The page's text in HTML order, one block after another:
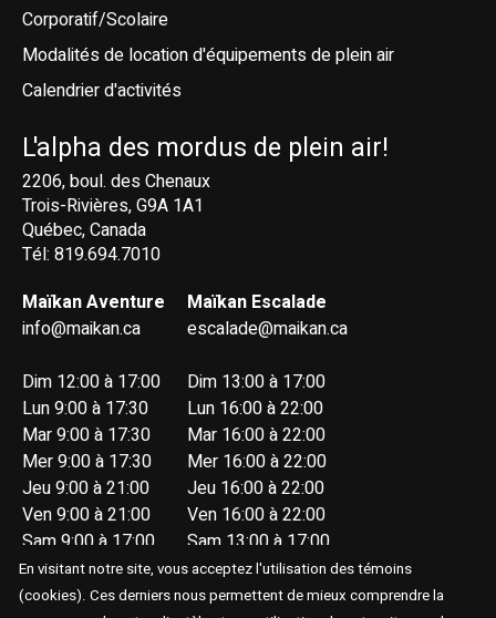
Corporatif/Scolaire
Modalités de location d'équipements de plein air
Calendrier d'activités
L'alpha des mordus de plein air!
2206, boul. des Chenaux
Trois-Rivières, G9A 1A1
Québec, Canada
Tél: 819.694.7010
Maïkan Aventure
info@maikan.ca
Dim 12:00 à 17:00
Lun 9:00 à 17:30
Mar 9:00 à 17:30
Mer 9:00 à 17:30
Jeu 9:00 à 21:00
Ven 9:00 à 21:00
Sam 9:00 à 17:00
Maïkan Escalade
escalade@maikan.ca
Dim 13:00 à 17:00
Lun 16:00 à 22:00
Mar 16:00 à 22:00
Mer 16:00 à 22:00
Jeu 16:00 à 22:00
Ven 16:00 à 22:00
Sam 13:00 à 17:00
En visitant notre site, vous acceptez l'utilisation des témoins
(cookies). Ces derniers nous permettent de mieux comprendre la